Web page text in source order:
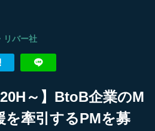
リバー社
～】BtoB企業のM
を牽引するPMを募